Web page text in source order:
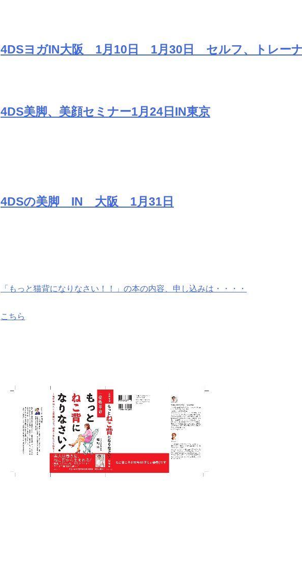
4DSヨガIN大阪 1月10日 1月30日 セルフ、トレー
4DS美脚、美顔セミナー1月24日IN東京
4DSの美脚 IN 大阪 1月31日
「もっと猫背になりなさい！！」の本の内容、申し込みは・・・・
こちら